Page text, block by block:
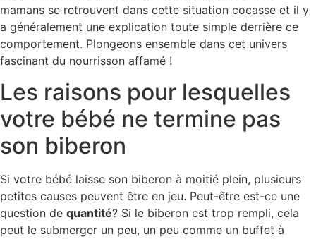
mamans se retrouvent dans cette situation cocasse et il y
a généralement une explication toute simple derrière ce
comportement. Plongeons ensemble dans cet univers
fascinant du nourrisson affamé !
Les raisons pour lesquelles
votre bébé ne termine pas
son biberon
Si votre bébé laisse son biberon à moitié plein, plusieurs
petites causes peuvent être en jeu. Peut-être est-ce une
question de quantité? Si le biberon est trop rempli, cela
peut le submerger un peu, un peu comme un buffet à